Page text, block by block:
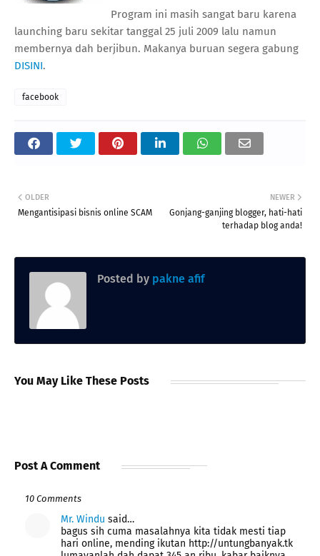
Program ini masih sangat baru karena
launching baru sekitar tanggal 25 juli 2009 lalu namun
membernya dah berjibun. Makanya buruan segera gabung
DISINI.
facebook
NEWER
Gonjang-ganjing blogger, hati-hati
terhadap blog anda!
OLDER
Mengantisipasi bisnis online SCAM
Posted by pakne afif
You May Like These Posts
Post A Comment
10 Comments
Mr. Windu said…
bagus sih cuma masalahnya kita tidak mesti tiap
hari online, mending ikutan http://untungbanyak.tk